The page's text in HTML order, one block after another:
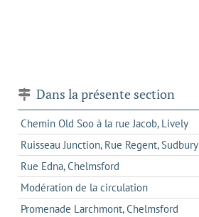
Dans la présente section
Chemin Old Soo à la rue Jacob, Lively
Ruisseau Junction, Rue Regent, Sudbury
Rue Edna, Chelmsford
Modération de la circulation
Promenade Larchmont, Chelmsford